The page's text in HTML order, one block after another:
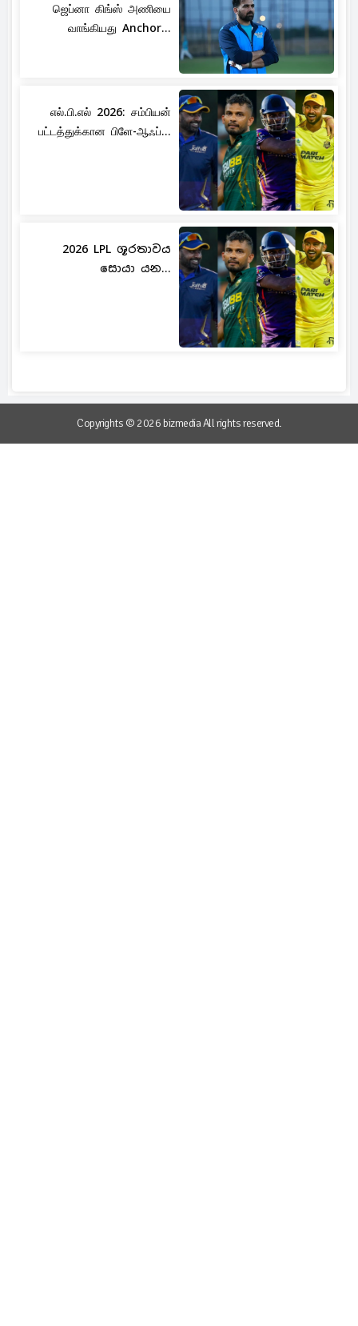
ஜெப்னா கிங்ஸ் அணியை
வாங்கியது Anchor...
எல்.பி.எல் 2026: சம்பியன்
பட்டத்துக்கான பிளே-ஆஃப்...
2026 LPL ශූරතාවය
සොයා යන...
Copyrights © 2026 bizmedia All rights reserved.